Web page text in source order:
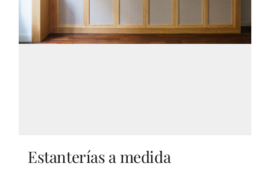
Estanterías a medida